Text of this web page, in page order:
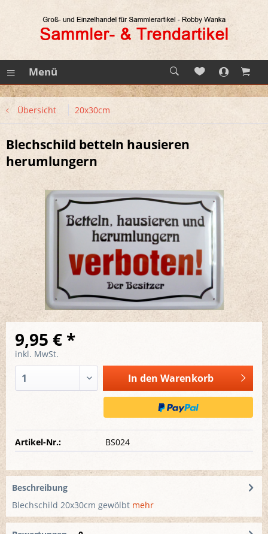
Menü
Übersicht 20x30cm
Blechschild betteln hausieren
herumlungern
9,95 € *
inkl. MwSt.
In den Warenkorb
Artikel-Nr.: BS024
Beschreibung
Blechschild 20x30cm gewölbt mehr